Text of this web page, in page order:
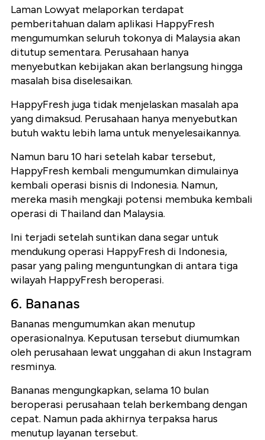
Laman Lowyat melaporkan terdapat
pemberitahuan dalam aplikasi HappyFresh
mengumumkan seluruh tokonya di Malaysia akan
ditutup sementara. Perusahaan hanya
menyebutkan kebijakan akan berlangsung hingga
masalah bisa diselesaikan.
HappyFresh juga tidak menjelaskan masalah apa
yang dimaksud. Perusahaan hanya menyebutkan
butuh waktu lebih lama untuk menyelesaikannya.
Namun baru 10 hari setelah kabar tersebut,
HappyFresh kembali mengumumkan dimulainya
kembali operasi bisnis di Indonesia. Namun,
mereka masih mengkaji potensi membuka kembali
operasi di Thailand dan Malaysia.
Ini terjadi setelah suntikan dana segar untuk
mendukung operasi HappyFresh di Indonesia,
pasar yang paling menguntungkan di antara tiga
wilayah HappyFresh beroperasi.
6. Bananas
Bananas mengumumkan akan menutup
operasionalnya. Keputusan tersebut diumumkan
oleh perusahaan lewat unggahan di akun Instagram
resminya.
Bananas mengungkapkan, selama 10 bulan
beroperasi perusahaan telah berkembang dengan
cepat. Namun pada akhirnya terpaksa harus
menutup layanan tersebut.